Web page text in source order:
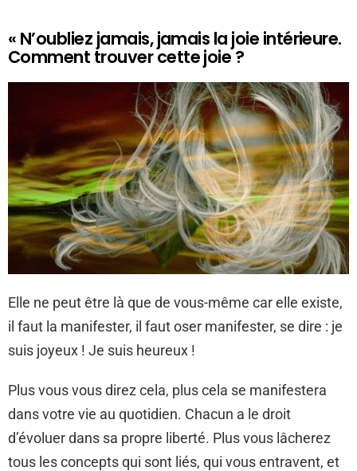
« N’oubliez jamais, jamais la joie intérieure.
Comment trouver cette joie ?
Elle ne peut être là que de vous-même car elle existe,
il faut la manifester, il faut oser manifester, se dire : je
suis joyeux ! Je suis heureux !
Plus vous vous direz cela, plus cela se manifestera
dans votre vie au quotidien. Chacun a le droit
d’évoluer dans sa propre liberté. Plus vous lâcherez
tous les concepts qui sont liés, qui vous entravent, et